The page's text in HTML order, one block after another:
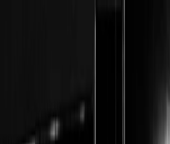
Inspiration